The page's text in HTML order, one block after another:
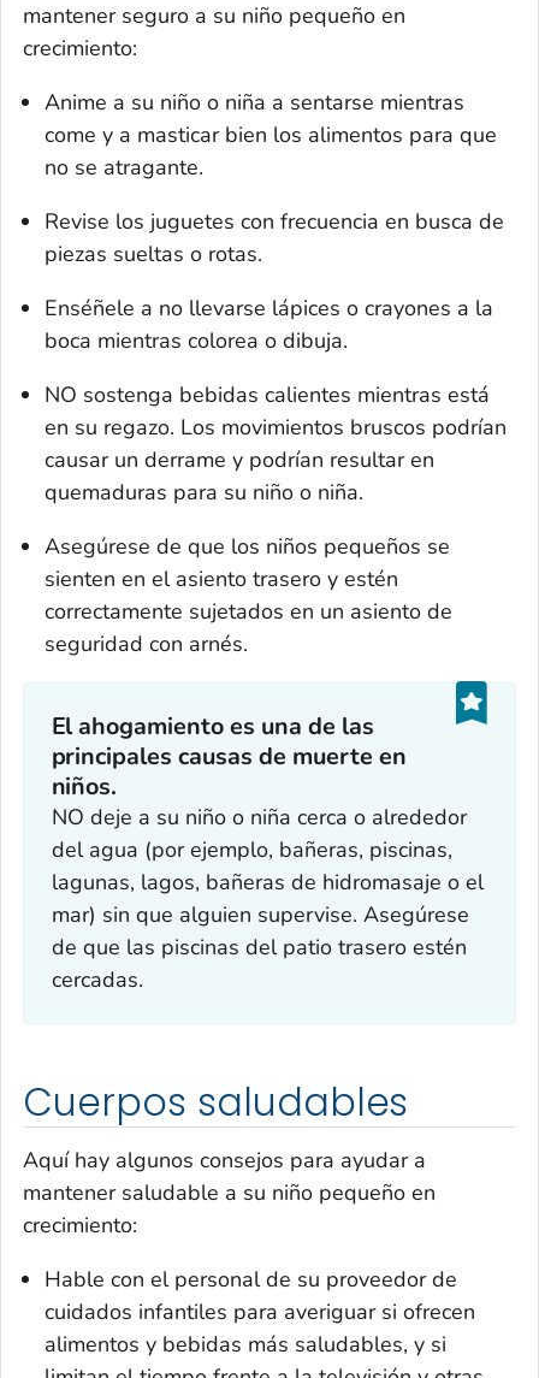
mantener seguro a su niño pequeño en
crecimiento:
Anime a su niño o niña a sentarse mientras
come y a masticar bien los alimentos para que
no se atragante.
Revise los juguetes con frecuencia en busca de
piezas sueltas o rotas.
Enséñele a no llevarse lápices o crayones a la
boca mientras colorea o dibuja.
NO sostenga bebidas calientes mientras está
en su regazo. Los movimientos bruscos podrían
causar un derrame y podrían resultar en
quemaduras para su niño o niña.
Asegúrese de que los niños pequeños se
sienten en el asiento trasero y estén
correctamente sujetados en un asiento de
seguridad con arnés.
El ahogamiento es una de las
principales causas de muerte en
niños.
NO deje a su niño o niña cerca o alrededor
del agua (por ejemplo, bañeras, piscinas,
lagunas, lagos, bañeras de hidromasaje o el
mar) sin que alguien supervise. Asegúrese
de que las piscinas del patio trasero estén
cercadas.
Cuerpos saludables
Aquí hay algunos consejos para ayudar a
mantener saludable a su niño pequeño en
crecimiento:
Hable con el personal de su proveedor de
cuidados infantiles para averiguar si ofrecen
alimentos y bebidas más saludables, y si